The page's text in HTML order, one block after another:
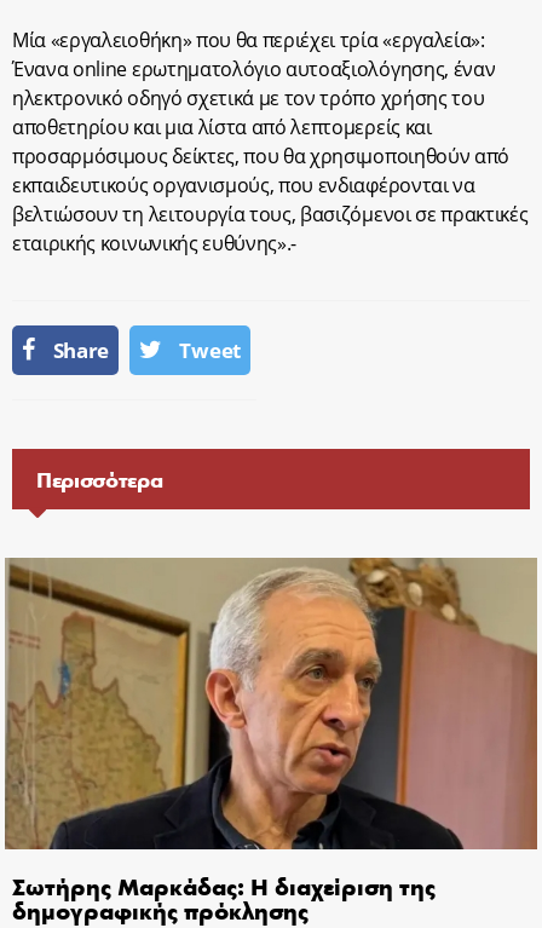
Μία «εργαλειοθήκη» που θα περιέχει τρία «εργαλεία»:
Ένανα online ερωτηματολόγιο αυτοαξιολόγησης, έναν
ηλεκτρονικό οδηγό σχετικά με τον τρόπο χρήσης του
αποθετηρίου και μια λίστα από λεπτομερείς και
προσαρμόσιμους δείκτες, που θα χρησιμοποιηθούν από
εκπαιδευτικούς οργανισμούς, που ενδιαφέρονται να
βελτιώσουν τη λειτουργία τους, βασιζόμενοι σε πρακτικές
εταιρικής κοινωνικής ευθύνης».-
Share Tweet
Περισσότερα
Σωτήρης Μαρκάδας: Η διαχείριση της
δημογραφικής πρόκλησης